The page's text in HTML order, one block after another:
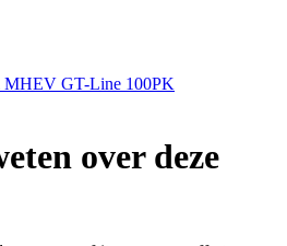
GT-Line 100PK
over deze